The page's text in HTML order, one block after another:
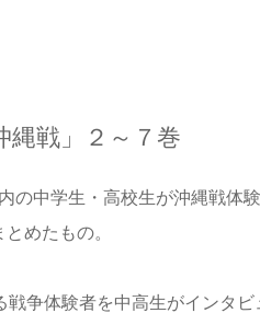
縄戦」２～７巻
の中学生・高校生が沖縄戦体
めたもの。
争体験者を中高生がインタ